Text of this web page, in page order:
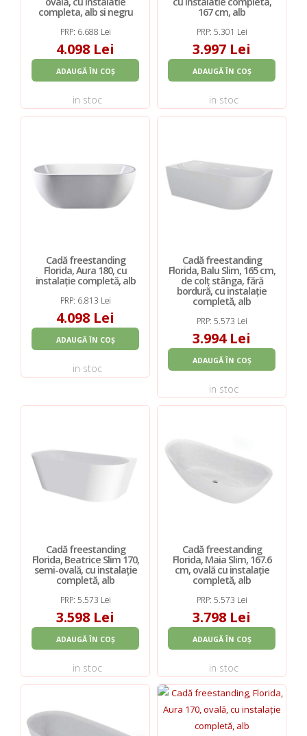
completa, alb si negru
PRP: 6.688 Lei
4.098 Lei
ADAUGĂ ÎN COȘ
in stoc
167 cm, alb
PRP: 5.301 Lei
3.997 Lei
ADAUGĂ ÎN COȘ
in stoc
Cadă freestanding
Florida, Aura 180, cu
instalație completă, alb
PRP: 6.813 Lei
4.098 Lei
ADAUGĂ ÎN COȘ
in stoc
Cadă freestanding
Florida, Balu Slim, 165 cm,
de colț stânga, fără
bordură, cu instalație
completă, alb
PRP: 5.573 Lei
3.994 Lei
ADAUGĂ ÎN COȘ
in stoc
Cadă freestanding
Florida, Beatrice Slim 170,
semi-ovală, cu instalație
completă, alb
PRP: 5.573 Lei
3.598 Lei
ADAUGĂ ÎN COȘ
in stoc
Cadă freestanding
Florida, Maia Slim, 167.6
cm, ovală cu instalație
completă, alb
PRP: 5.573 Lei
3.798 Lei
ADAUGĂ ÎN COȘ
in stoc